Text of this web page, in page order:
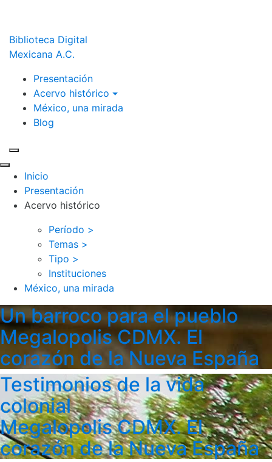
Biblioteca Digital
Mexicana A.C.
Presentación
Acervo histórico
México, una mirada
Blog
Inicio
Presentación
Acervo histórico
Período >
Temas >
Tipo >
Instituciones
México, una mirada
Un barroco para el pueblo
Megalopolis CDMX. El
corazón de la Nueva España
Testimonios de la vida
colonial
Megalopolis CDMX. El
corazón de la Nueva España